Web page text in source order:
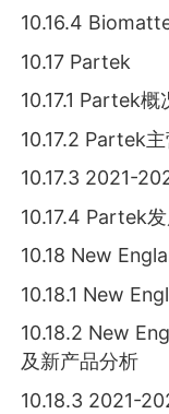
10.16.4
10.17 Partek
10.17.1 Partek概
10.17.2 Partek
10.17.3 2021-
10.17.4 Partek
10.18 New
10.18.1 New
10.18.2 New
及新产品分析
10.18.3 2021-